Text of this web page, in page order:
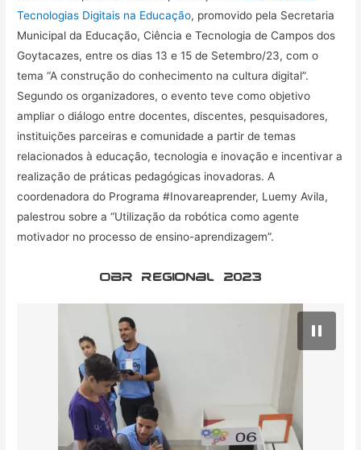
Tecnologias Digitais na Educação, promovido pela Secretaria
Municipal da Educação, Ciência e Tecnologia de Campos dos
Goytacazes, entre os dias 13 e 15 de Setembro/23, com o
tema “A construção do conhecimento na cultura digital”.
Segundo os organizadores, o evento teve como objetivo
ampliar o diálogo entre docentes, discentes, pesquisadores,
instituições parceiras e comunidade a partir de temas
relacionados à educação, tecnologia e inovação e incentivar a
realização de práticas pedagógicas inovadoras. A
coordenadora do Programa #Inovareaprender, Luemy Avila,
palestrou sobre a “Utilização da robótica como agente
motivador no processo de ensino-aprendizagem”.
OBr regional 2023